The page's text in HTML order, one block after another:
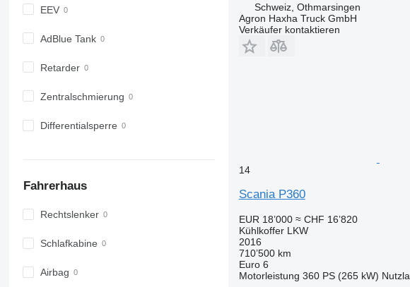
EEV
AdBlue Tank
Retarder
Zentralschmierung
Differentialsperre
Fahrerhaus
Rechtslenker
Schlafkabine
Airbag
Schweiz, Othmarsingen
Agron Haxha Truck GmbH
Verkäufer kontaktieren
14
Scania P360
EUR 18’000 ≈ CHF 16’820
Kühlkoffer LKW
2016
710’500 km
Euro 6
Motorleistung 360 PS (265 kW)